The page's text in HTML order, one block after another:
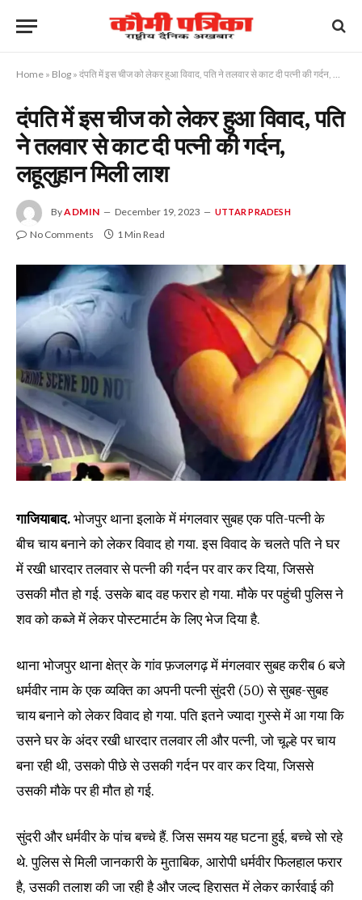
Home » Blog » दंपति में इस चीज को लेकर हुआ विवाद, पति ने तलवार से काट दी पत्नी की गर्दन, लहूलुहान मिली लाश
दंपति में इस चीज को लेकर हुआ विवाद, पति
ने तलवार से काट दी पत्नी की गर्दन,
लहूलुहान मिली लाश
ByADMIN December 19, 2023 UTTAR PRADESH
No Comments 1 Min Read
गाजियाबाद.भोजपुर थाना इलाके में मंगलवार सुबह एक पति-पत्नी के
बीच चाय बनाने को लेकर विवाद हो गया. इस विवाद के चलते पति ने घर
में रखी धारदार तलवार से पत्नी की गर्दन पर वार कर दिया, जिससे
उसकी मौत हो गई. उसके बाद वह फरार हो गया. मौके पर पहुंची पुलिस ने
शव को कब्जे में लेकर पोस्टमार्टम के लिए भेज दिया है.
थाना भोजपुर थाना क्षेत्र के गांव फ़जलगढ़ में मंगलवार सुबह करीब 6 बजे
धर्मवीर नाम के एक व्यक्ति का अपनी पत्नी सुंदरी (50) से सुबह-सुबह
चाय बनाने को लेकर विवाद हो गया. पति इतने ज्यादा गुस्से में आ गया कि
उसने घर के अंदर रखी धारदार तलवार ली और पत्नी, जो चूल्हे पर चाय
बना रही थी, उसको पीछे से उसकी गर्दन पर वार कर दिया, जिससे
उसकी मौके पर ही मौत हो गई.
सुंदरी और धर्मवीर के पांच बच्चे हैं. जिस समय यह घटना हुई, बच्चे सो रहे
थे. पुलिस से मिली जानकारी के मुताबिक, आरोपी धर्मवीर फिलहाल फरार
है, उसकी तलाश की जा रही है और जल्द हिरासत में लेकर कार्रवाई की